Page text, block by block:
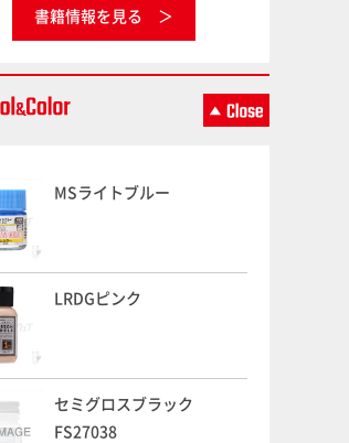
書籍情報を見る
MSライトブルー
LRDGピンク
セミグロスブラック
FS27038